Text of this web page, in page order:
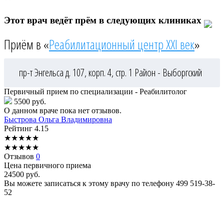
Этот врач ведёт прём в следующих клиниках
Приём в «Реабилитационный центр XXI век»
пр-т Энгельса д. 107, корп. 4, стр. 1 Район - Выборгский
Первичный прием по специализации - Реабилитолог
5500 руб.
О данном враче пока нет отзывов.
Быстрова Ольга Владимировна
Рейтинг 4.15
★★★★★
★★★★★
Отзывов 0
Цена первичного приема
24500 руб.
Вы можете записаться к этому врачу по телефону 499 519-38-
52